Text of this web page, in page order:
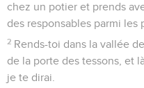
chez un potier et prends
des responsables parmi les
2 Rends-toi dans la vallée
de la porte des tessons, et
je te dirai.